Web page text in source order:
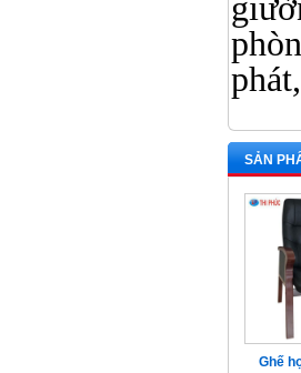
SẢN
Ghế